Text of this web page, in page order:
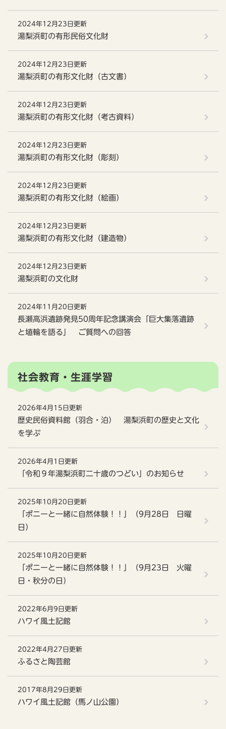
2024年12月23日更新
湯梨浜町の有形民俗文化財
2024年12月23日更新
湯梨浜町の有形文化財（古文書）
2024年12月23日更新
湯梨浜町の有形文化財（考古資料）
2024年12月23日更新
湯梨浜町の有形文化財（彫刻）
2024年12月23日更新
湯梨浜町の有形文化財（絵画）
2024年12月23日更新
湯梨浜町の有形文化財（建造物）
2024年12月23日更新
湯梨浜町の文化財
2024年11月20日更新
長瀬高浜遺跡発見50周年記念講演会「巨大集落遺跡
と埴輪を語る」 ご質問への回答
社会教育・生涯学習
2026年4月15日更新
歴史民俗資料館（羽合・泊） 湯梨浜町の歴史と文化
を学ぶ
2026年4月1日更新
「令和９年湯梨浜町二十歳のつどい」のお知らせ
2025年10月20日更新
「ポニーと一緒に自然体験！！」（9月28日 日曜
日）
2025年10月20日更新
「ポニーと一緒に自然体験！！」（9月23日 火曜
日・秋分の日）
2022年6月9日更新
ハワイ風土記館
2022年4月27日更新
ふるさと陶芸館
2017年8月29日更新
ハワイ風土記館（馬ノ山公園）